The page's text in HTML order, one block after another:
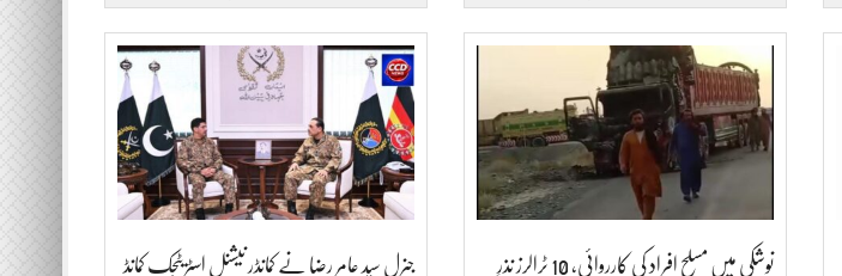
نوشکی میں مسلح افراد کی کارروائی، 10 ٹرالرز نذرِ جنرل سید عامر رضا نے کمانڈر نیشنل اسٹریٹجک کمانڈ